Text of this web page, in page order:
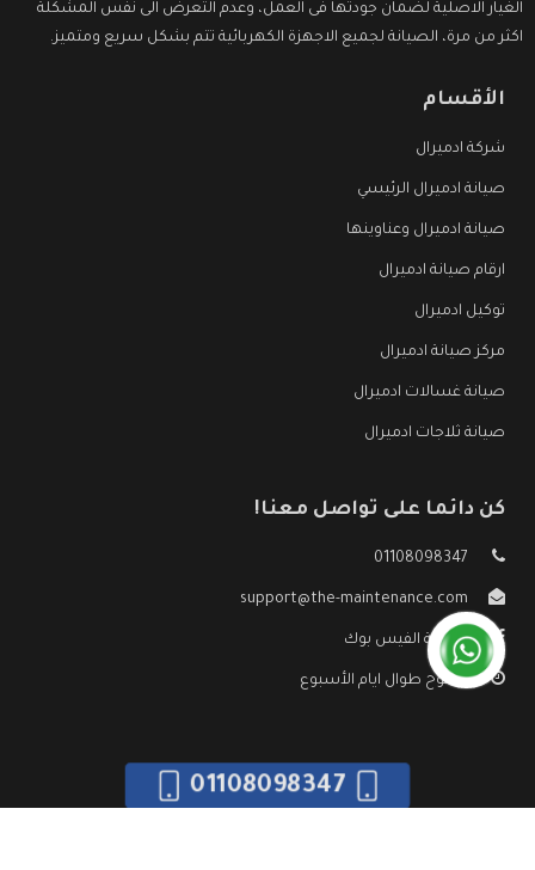
الغيار الاصلية لضمان جودتها فى العمل، وعدم التعرض الى نفس المشكلة
اكثر من مرة، الصيانة لجميع الاجهزة الكهربائية تتم بشكل سريع ومتميز.
الأقسام
شركة ادميرال
صيانة ادميرال الرئيسي
صيانة ادميرال وعناوينها
ارقام صيانة ادميرال
توكيل ادميرال
مركز صيانة ادميرال
صيانة غسالات ادميرال
صيانة ثلاجات ادميرال
كن دائما على تواصل معنا!
01108098347
support@the-maintenance.com
صفحة الفيس بوك
مفتوح طوال ايام الأسبوع
01108098347